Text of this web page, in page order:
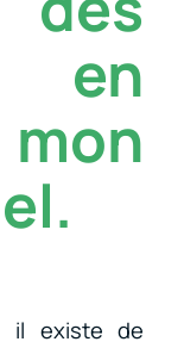
en
il existe de